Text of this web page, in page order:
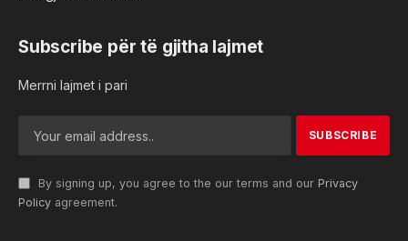
Subscribe për të gjitha lajmet
Merrni lajmet i pari
By signing up, you agree to the our terms and our Privacy
Policy agreement.